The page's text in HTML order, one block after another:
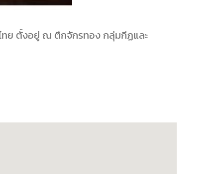
ย ตั้งอยู่ ณ ตึกจักรทอง กลุ่มกีฏและ